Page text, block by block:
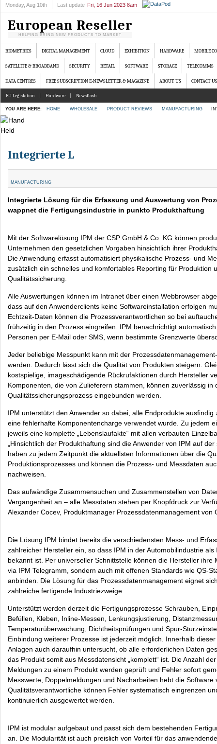
European Reseller
HELPING BRING NEW PRODUCTS TO MARKET
Monday, Aug 10th Last update Fri, 16 Jun 2023 8am
BIOMETRICS DIGITAL MANAGEMENT CLOUD EXHIBITION HARDWARE MOBILE
SATELLITE & BROADBAND SECURITY RETAIL SOFTWARE STORAGE TELECOMMS
DATA CENTRES FREE SUBSCRIPTION E-NEWSLETTER & MAGAZINE ABOUT US CONTACT US
EU Legislation Hardware Newsflash
YOU ARE HERE: HOME WHOLESALE PRODUCT REVIEWS MANUFACTURING
Integrierte L
MANUFACTURING
Integrierte Lösung für die Erfassung und Auswertung von
wappnet die Fertigungsindustrie in punkto Produkthaftung
Mit der Softwarelösung IPM der CSP GmbH & Co. KG können
Unternehmen den gesetzlichen Vorgaben hinsichtlich ihrer
Die Anwendung erfasst automatisiert physikalische Prozess- und
zusätzlich ein schnelles und komfortables Reporting für Produktion
Qualitätssicherung.
Alle Auswertungen können im Intranet über einen Webbrowser
dass auf den Anwenderclients keine Softwareinstallation erfolgen
Echtzeit-Daten können die Prozessverantwortlichen so bei
frühzeitig in den Prozess eingreifen. IPM benachrichtigt
Personen per E-Mail oder SMS, wenn bestimmte Grenzwerte
Jeder beliebige Messpunkt kann mit der
werden. Dadurch lässt sich die Qualität von Produkten steigern.
kostspielige, imageschädigende Rückrufaktionen durch Hersteller
Komponenten, die von Zulieferern stammen, können zuverlässig in
Qualitätssicherungsprozess eingebunden werden.
IPM unterstützt den Anwender so dabei, alle Endprodukte ausfindig
eine fehlerhafte Komponentencharge verwendet wurde. Zu jedem
jeweils eine komplette „Lebenslaufakte“ mit allen verbauten
„Hinsichtlich der Produkthaftung sind die Anwender von IPM auf
haben zu jedem Zeitpunkt die aktuellsten Informationen über die
Produktionsprozesses und können die Prozess- und Messdaten
nachweisen.
Das aufwändige Zusammensuchen und Zusammenstellen von
Vergangenheit an – alle Messdaten stehen per Knopfdruck zur
Alexander Cocev, Produktmanager Prozessdatenmanagement von
Die Lösung IPM bindet bereits die verschiedensten Mess- und
zahlreicher Hersteller ein, so dass IPM in der Automobilindustrie als
bekannt ist. Per universeller Schnittstelle können die Hersteller ihre
via IPM Telegramm, sondern auch mit offenen Standards wie QS-
anbinden. Die Lösung für das Prozessdatenmanagement eignet
zahlreiche fertigende Industriezweige.
Unterstützt werden derzeit die Fertigungsprozesse Schrauben,
Befüllen, Kleben, Inline-Messen, Lenkungsjustierung,
Temperaturüberwachung, Dichtheitsprüfungen und Spur-
Einbindung weiterer Prozesse ist jederzeit möglich. Innerhalb
Anlagen auch daraufhin untersucht, ob alle erforderlichen Daten
das Produkt somit aus Messdatensicht „komplett“ ist. Die Anzahl
Meldungen zu einem Produkt werden geprüft und Fehler sofort
Messwerte, Doppelmeldungen und Nacharbeiten hebt die Software
Qualitätsverantwortliche können Fehler systematisch eingrenzen
kontinuierlich ausgewertet werden.
IPM ist modular aufgebaut und passt sich dem bestehenden
an. Die Modularität ist auch preislich von Vorteil für das